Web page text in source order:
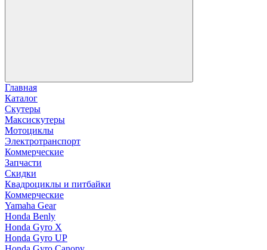
Главная
Каталог
Скутеры
Максискутеры
Мотоциклы
Электротранспорт
Коммерческие
Запчасти
Скидки
Квадроциклы и питбайки
Коммерческие
Yamaha Gear
Honda Benly
Honda Gyro X
Honda Gyro UP